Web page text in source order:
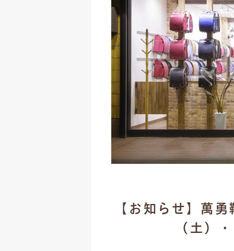
【お知らせ】萬
（土）